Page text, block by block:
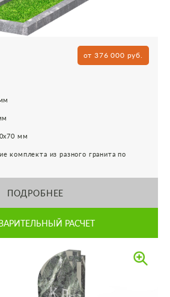
от 376 000 руб.
мм
комплекта из разного гранита по
ПОДРОБНЕЕ
РАСЧЕТ